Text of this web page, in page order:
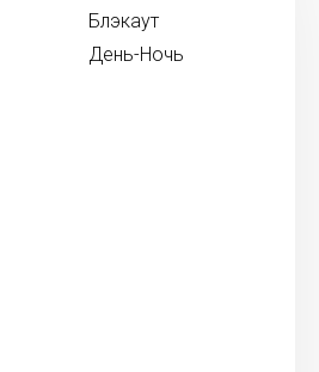
Блэкаут
День-Ночь